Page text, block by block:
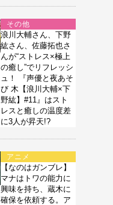
その他
浪川大輔さん、下野
紘さん、佐藤拓也さ
んが“ストレス×極上
の癒し”でリフレッシ
ュ！ 『声優と夜あそ
び 木【浪川大輔×下
野紘】#11』はスト
レスと癒しの温度差
に3人が昇天!?
アニメ
【なのはガンブレ】
マナはトワの能力に
興味を持ち、蔵木に
確保を依頼する。ア